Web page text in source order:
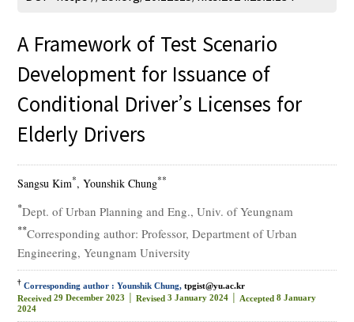
Adode Reader(link)
A Framework of Test Scenario
Development for Issuance of
Conditional Driver’s Licenses for
Elderly Drivers
Sangsu Kim*, Younshik Chung**
*Dept. of Urban Planning and Eng., Univ. of Yeungnam
**Corresponding author: Professor, Department of Urban
Engineering, Yeungnam University
† Corresponding author : Younshik Chung,tpgist@yu.ac.kr
Received 29 December 2023 │Revised 3 January 2024 │ Accepted 8 January
2024